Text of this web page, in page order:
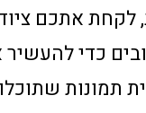
אתכם ציוד
כדי
תמונות